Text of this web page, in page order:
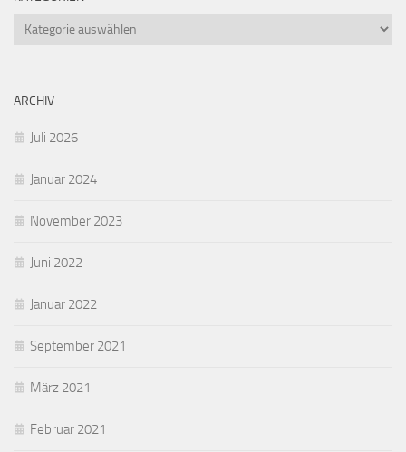
Kategorien
ARCHIV
Juli 2026
Januar 2024
November 2023
Juni 2022
Januar 2022
September 2021
März 2021
Februar 2021